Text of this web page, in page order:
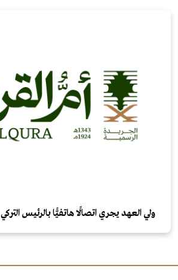
ولي العهد يجري اتصالًا هاتفيًّا بالرئيس التركي